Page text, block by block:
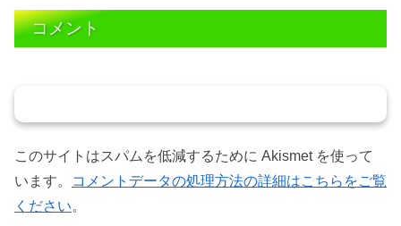
コメント
このサイトはスパムを低減するために Akismet を使って
います。
コメントデータの処理方法の詳細はこちらをご覧
ください。